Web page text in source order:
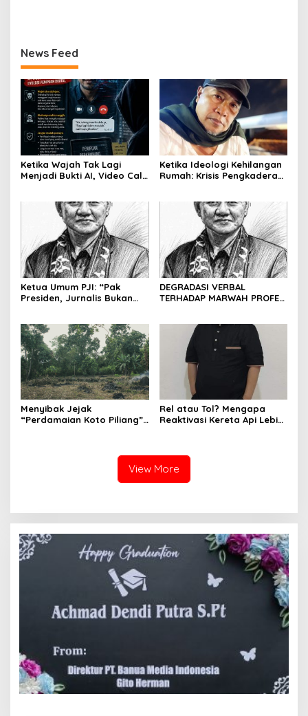
News Feed
Ketika Wajah Tak Lagi
Menjadi Bukti AI, Video Call,
Ketika Ideologi Kehilangan
Rumah: Krisis Pengkaderan
Kepemimpinan yang
Kehilangan Arah
Ketua Umum PJI: “Pak
Presiden, Jurnalis Bukan
DEGRADASI VERBAL
TERHADAP MARWAH PROFESI
OKNUM ADVOKAT HOTMAN
PARIS HUTAPEA
Menyibak Jejak
“Perdamaian Koto Piliang”:
Rel atau Tol? Mengapa
Reaktivasi Kereta Api Lebih
View More